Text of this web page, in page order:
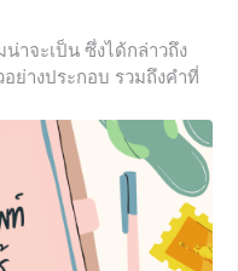
าจะเป็น ซึ่งได้กล่าวถึง
ย่างประกอบ รวมถึงคำที่
ป็น ความน่าจะเป็น
โอกาสที่เหตุการณ์หนึ่ง ๆ
นอย่างแน่นอนจะมีค่า
หรือไม่ก็ได้ จะมีค่า